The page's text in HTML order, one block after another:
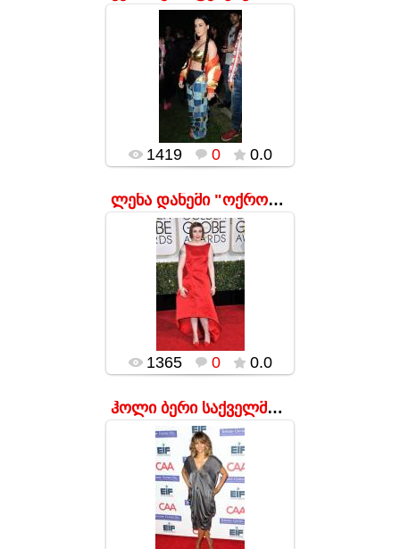
17.01.2016
მომღერალს თითქოს
ის ეცვა, რაც
პირველად მოხვდა
ხელში. მაგრამ მაინც
საინტერესოა, ეს
ოქროსფერი
ბიუსჰალტერი სად
იშოვნა?!
popularsge
1419 0 0.0
ლენა დანემი "ოქროს გლობუსის" ცერემონიაზე
17.01.2016
ამ უცნაურად
აჭრილმა კაბამ
ისედაც
ფერხორციანი
მსახიობი უფრო მეტი
წონის გამოაჩინა.
popularsge
1365
0 0.0
ჰოლი ბერი საქველმოქმედო ღონისძიებაზე Benefit
17.01.2016
მსახიობმა რატომღაც
გადაწყვიტა, რომ
მისი ფარდა საღამოს
ჩაცმულობას
მოუხდებოდა.
popularsge